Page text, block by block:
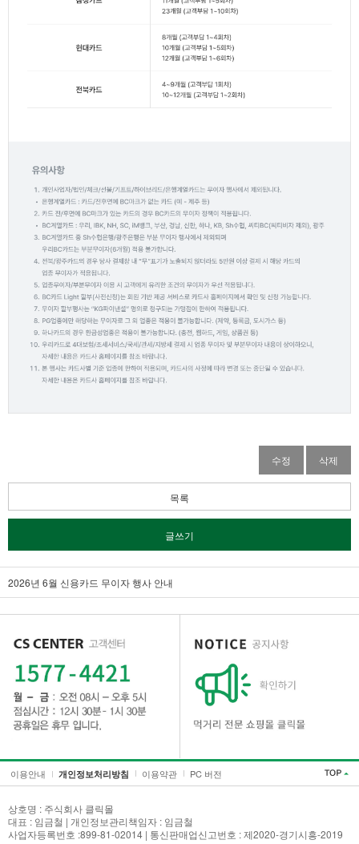
수정 삭제
목록
글쓰기
2026년 6월 신용카드 무이자 행사 안내
이용안내 개인정보처리방침 이용약관 PC 버전
상호명 : 주식회사 클릭몰
대표 : 임금철 | 개인정보관리책임자 : 임금철
사업자등록번호 :899-81-02014 | 통신판매업신고번호 : 제2020-경기시흥-2019